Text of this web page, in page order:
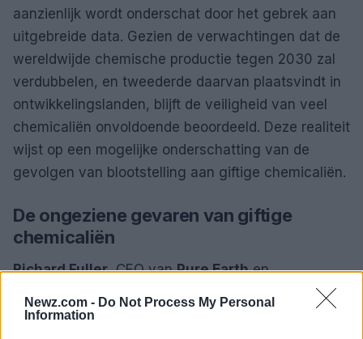
Newz.com - Do Not Process My Personal
Information
aanzienlijk wordt onderschat door het gebrek aan
uitgebreide data. Gezien de verwachtingen dat de
wereldwijde chemische productie tegen 2030 zal
verdubbelen, en tweederde daarvan plaatsvindt in
ontwikkelingslanden, blijft de veiligheid van veel
chemicaliën onvoldoende beoordeeld. Deze realiteit
wijst op een mogelijke onderschatting van de
gevolgen van blootstelling aan giftige chemicaliën.
De ongeziene gevaren van giftige
chemicaliën
Richard Fuller, CEO vanPure Earthen
hoofonderzoeker van de studie, wijst erop dat veel
schadelijke stoffen, zoals kwik, PFAS, asbest,